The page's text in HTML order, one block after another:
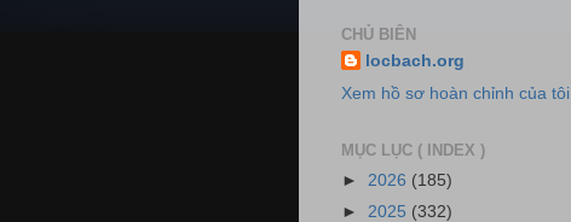
CHỦ BIÊN
locbach.org
Xem hồ sơ hoàn chỉnh của tôi
MỤC LỤC ( INDEX )
► 2026 (185)
► 2025 (332)